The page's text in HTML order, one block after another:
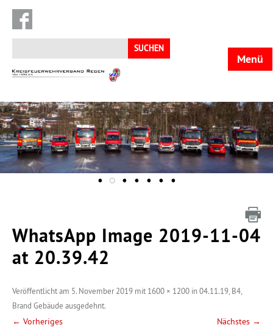
Suchen
nach:
KFV
Menü
WhatsApp Image 2019-11-04
at 20.39.42
Veröffentlicht am 5. November 2019 mit 1600 × 1200 in04.11.19, B4,
Brand Gebäude ausgedehnt.
← Vorheriges Nächstes →